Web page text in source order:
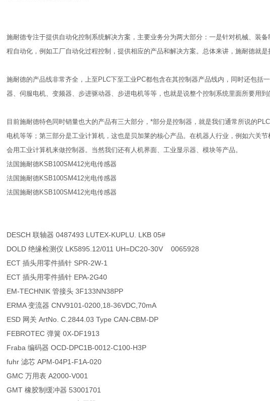
施耐德专注于提供自动化控制系统解决方案，主要业务分为两大部分：一是针对机械、装
程自动化，例如工厂自动化过程控制，提供相应的产品和解决方案。总体来讲，施耐德就
施耐德的产品线非常齐全，上至PLC下至工业PC都包含在其控制器产品线内，同时还包括
器、伺服电机、变频器、步进驱动器、步进电机等等，也就是说整个控制系统里面所要用
目前施耐德特色同时销量也大的产品有三大部分，*部分是控制器，就是我们通常所说的
电机等等；第三部分是工业计算机，这也是贝加莱的核心产品。在机器人行业，例如六关
会用工业计算机来做控制器。当然我们还有人机界面、工业显示器、模块等产品。
法国施耐德KSB100SM412光电传感器
法国施耐德KSB100SM412光电传感器
法国施耐德KSB100SM412光电传感器
DESCH 联轴器 0487493 LUTEX-KUPLU. LKB 05#
DOLD 绝缘检测仪 LK5895.12/011 UH=DC20-30V 0065928
ECT 插头用零件插针 SPR-2W-1
ECT 插头用零件插针 EPA-2G40
EM-TECHNIK 管接头 3F133NN38PP
ERMA 变流器 CNV9101-0200,18-36VDC,70mA
ESD 网关 ArtNo. C.2844.03 Type CAN-CBM-DP
FEBROTEC 弹簧 0X-DF1913
Fraba 编码器 OCD-DPC1B-0012-C100-H3P
fuhr 滤芯 APM-04P1-F1A-020
GMC 万用表 A2000-V001
GMT 橡胶制缓冲器 53001701